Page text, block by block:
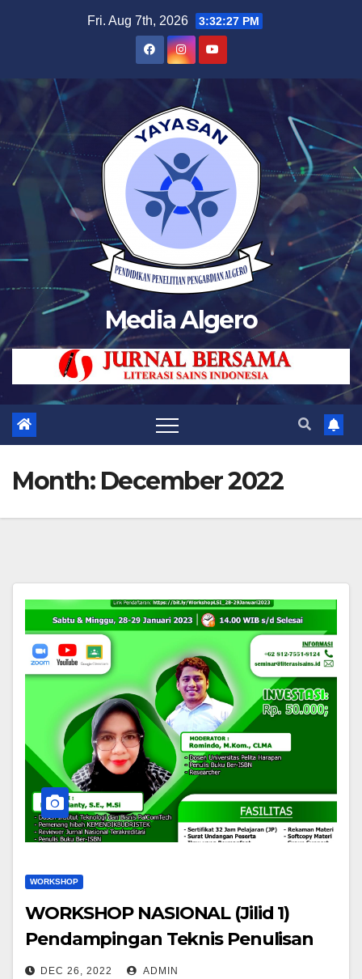
Fri. Aug 7th, 2026 3:32:27 PM
Media Algero
Month: December 2022
WORKSHOP
WORKSHOP NASIONAL (Jilid 1)
Pendampingan Teknis Penulisan
Proposal Pengabdian Kepada
DEC 26, 2022 ADMIN